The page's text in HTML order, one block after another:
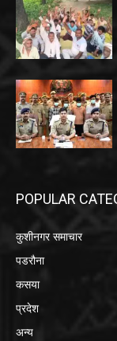
POPULAR
कुशीनगर समाचार
पडरौना
कसया
प्रदेश
अन्य